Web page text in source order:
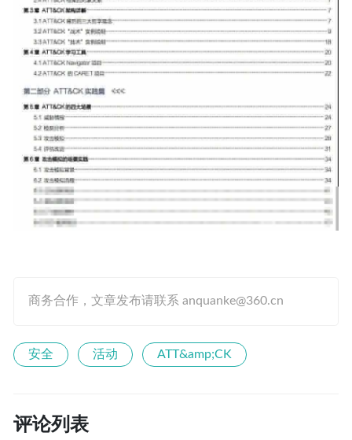
商务合作，文章发布请联系 anquanke@360.cn
安全 活动 ATT&amp;CK
评论列表